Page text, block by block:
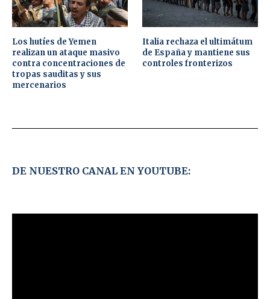
Los hutíes de Yemen
realizan un ataque masivo
contra concentraciones de
tropas sauditas y sus
mercenarios
Italia rechaza el ultimátum
de España y mantiene sus
controles fronterizos
DE NUESTRO CANAL EN YOUTUBE: